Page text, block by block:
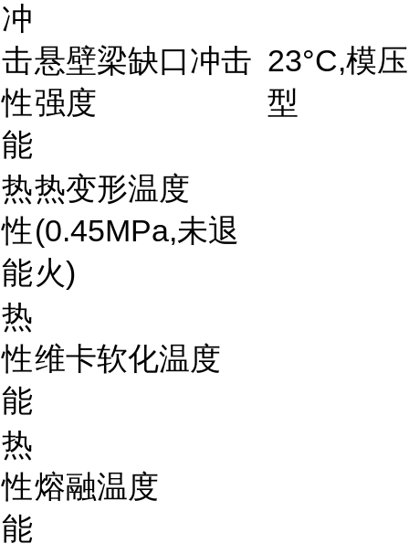
冲
击
性
能
悬壁梁缺口冲击
强度
23°C,模
型
热
性
能
热变形温度
(0.45MPa,未退
火)
热
性
能
维卡软化温度
热
性
能
熔融温度